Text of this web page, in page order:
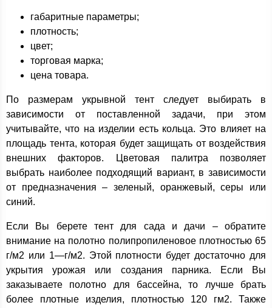
габаритные параметры;
плотность;
цвет;
торговая марка;
цена товара.
По размерам укрывной тент следует выбирать в
зависимости от поставленной задачи, при этом
учитывайте, что на изделии есть кольца. Это влияет на
площадь тента, которая будет защищать от воздействия
внешних факторов. Цветовая палитра позволяет
выбрать наиболее подходящий вариант, в зависимости
от предназначения – зеленый, оранжевый, серы или
синий.
Если Вы берете тент для сада и дачи – обратите
внимание на полотно полипропиленовое плотностью 65
г/м2 или 1—г/м2. Этой плотности будет достаточно для
укрытия урожая или создания парника. Если Вы
заказываете полотно для бассейна, то лучше брать
более плотные изделия, плотностью 120 гм2. Также